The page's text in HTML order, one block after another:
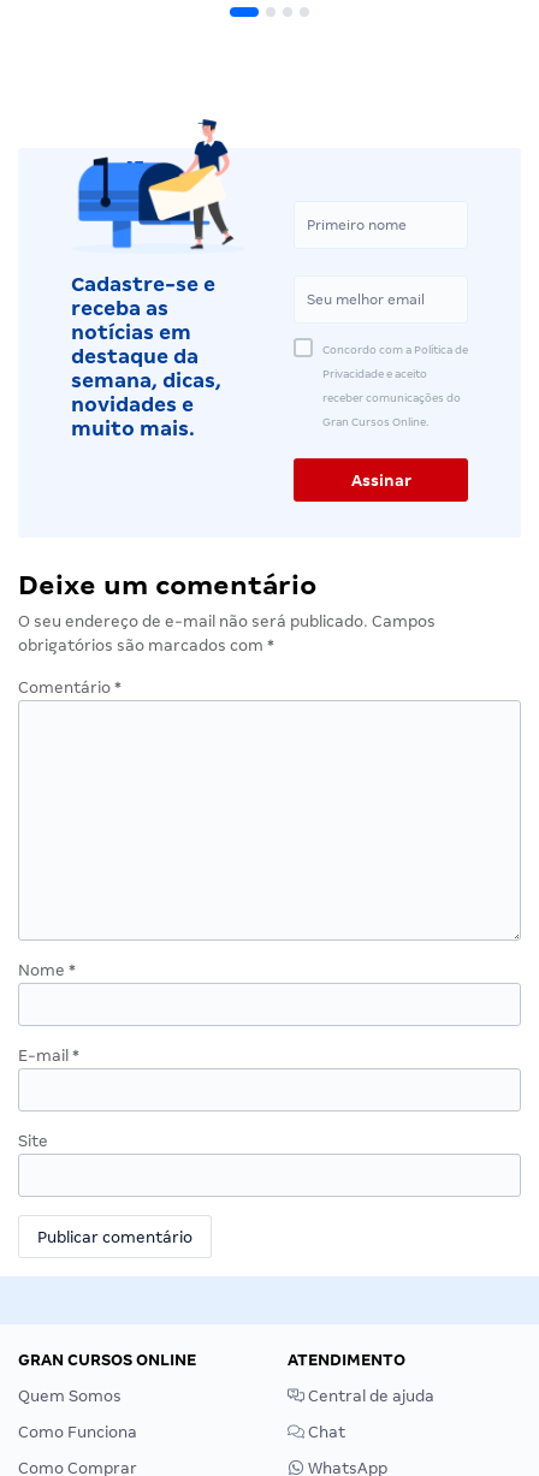
Cadastre-se e
receba as
notícias em
destaque da
semana, dicas,
novidades e
muito mais.
Concordo com a Política de
Privacidade e aceito
receber comunicações do
Gran Cursos Online.
Deixe um comentário
O seu endereço de e-mail não será publicado. Campos
obrigatórios são marcados com *
Comentário *
Nome *
E-mail *
Site
GRAN CURSOS ONLINE
Quem Somos
Como Funciona
Como Comprar
ATENDIMENTO
Central de ajuda
Chat
WhatsApp